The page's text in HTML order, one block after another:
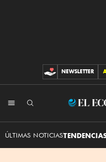
CONTRIBUCIONES
NEWSLETTER
ÚLTIMAS NOTICIAS